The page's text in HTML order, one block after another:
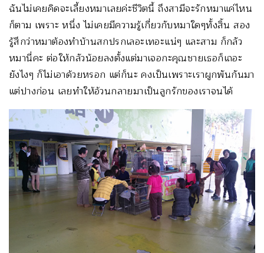
ฉันไม่เคยคิดจะเลี้ยงหมาเลยค่ะชีวิตนี้ ถึงสามีจะรักหมาแค่ไหน
ก็ตาม เพราะ หนึ่ง ไม่เคยมีความรู้เกี่ยวกับหมาใดๆทั้งสิ้น สอง
รู้สึกว่าหมาต้องทำบ้านสกปรกเลอะเทอะแน่ๆ และสาม ก็กลัว
หมานี่คะ ต่อให้กลัวน้อยลงตั้งแต่มาเจอกะคุณชายเธอก็เถอะ
ยังไงๆ ก็ไม่เอาด้วยหรอก แต่ก็นะ คงเป็นเพราะเราผูกพันกันมา
แต่ปางก่อน เลยทำให้อ้วนกลายมาเป็นลูกรักของเราจนได้